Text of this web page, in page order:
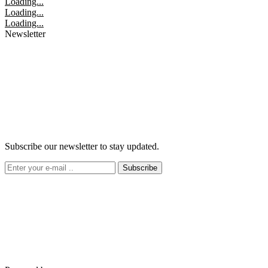
Loading...
Loading...
Newsletter
Subscribe our newsletter to stay updated.
Subscribe